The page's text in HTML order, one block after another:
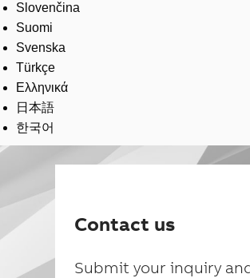
Slovenčina
Suomi
Svenska
Türkçe
Ελληνικά
日本語
한국어
Contact us
Submit your inquiry